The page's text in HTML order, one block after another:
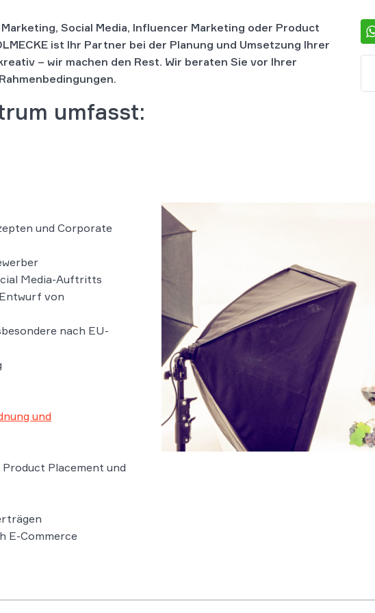
Social Media, Influencer Marketing oder Product
ist Ihr Partner bei der Planung und Umsetzung Ihrer
– wir machen den Rest. Wir beraten Sie vor Ihrer
umfasst:
und Corporate
Media-Auftritts
von
nach EU-
und
Placement und
E-Commerce